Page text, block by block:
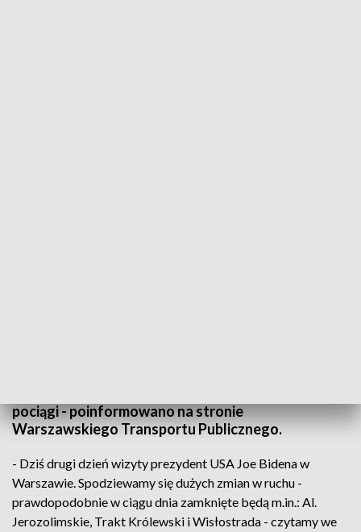
pociągi - poinformowano na stronie
Warszawskiego Transportu Publicznego.
- Dziś drugi dzień wizyty prezydent USA Joe Bidena w
Warszawie. Spodziewamy się dużych zmian w ruchu -
prawdopodobnie w ciągu dnia zamknięte będą m.in.: Al.
Jerozolimskie, Trakt Królewski i Wisłostrada - czytamy we